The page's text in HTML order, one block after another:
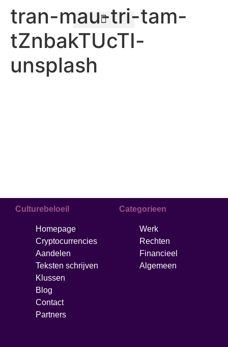
tran-mau-tri-tam-
tZnbakTUcTI-
unsplash
Culturebeloeil
Homepage
Cryptocurrencies
Aandelen
Teksten schrijven
Klussen
Blog
Contact
Partners
Categorieen
Werk
Rechten
Financieel
Algemeen